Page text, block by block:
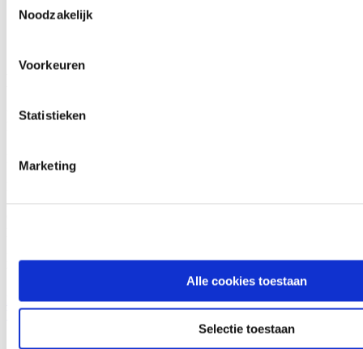
Noodzakelijk
Voorkeuren
Statistieken
Marketing
Alle cookies toestaan
Selectie toestaan
nestingmachine
Frezen CNC-bewerkingscentra
Lees meer over Biesse Explora Multi Up N A CNC gestuurd
Lees meer over Biesse Explora Multi Up N A CNC gestuurd
bewerkingscentrum & nestingmachine